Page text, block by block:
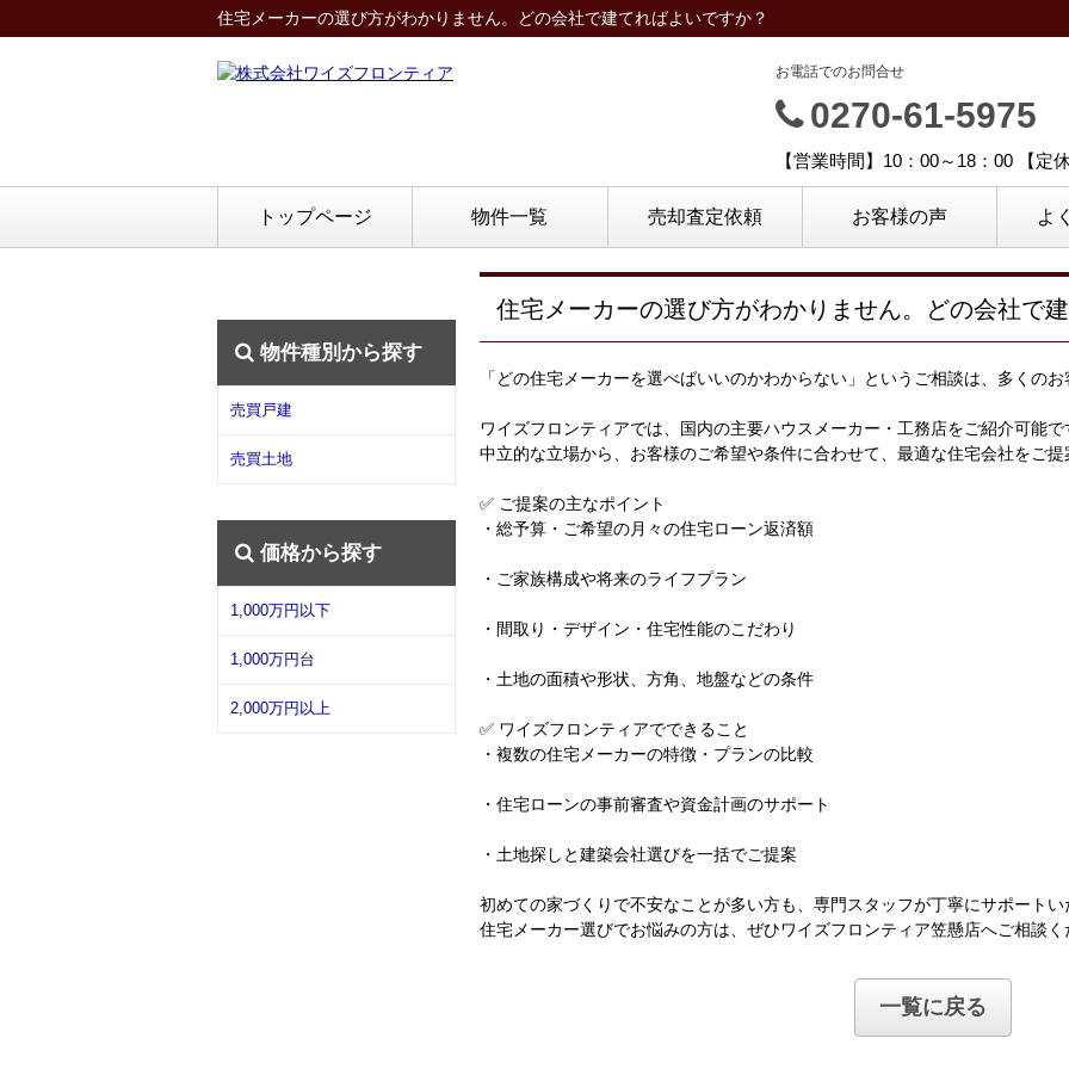
住宅メーカーの選び方がわかりません。どの会社で建てればよいですか？
お電話でのお問合せ
0270-61-5975
【営業時間】10：00～18：00 【定
トップページ 物件一覧 売却査定依頼 お客様の声 よ
物件種別から探す
売買戸建
売買土地
価格から探す
1,000万円以下
1,000万円台
2,000万円以上
住宅メーカーの選び方がわかりません。どの会社で
「どの住宅メーカーを選べばいいのかわからない」というご相談は、多くのお
ワイズフロンティアでは、国内の主要ハウスメーカー・工務店をご紹介可能で
中立的な立場から、お客様のご希望や条件に合わせて、最適な住宅会社をご提
✅ ご提案の主なポイント
・総予算・ご希望の月々の住宅ローン返済額
・ご家族構成や将来のライフプラン
・間取り・デザイン・住宅性能のこだわり
・土地の面積や形状、方角、地盤などの条件
✅ ワイズフロンティアでできること
・複数の住宅メーカーの特徴・プランの比較
・住宅ローンの事前審査や資金計画のサポート
・土地探しと建築会社選びを一括でご提案
初めての家づくりで不安なことが多い方も、専門スタッフが丁寧にサポートい
住宅メーカー選びでお悩みの方は、ぜひワイズフロンティア笠懸店へご相談く
一覧に戻る